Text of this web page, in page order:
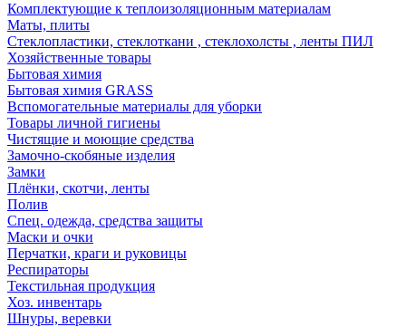
Комплектующие к теплоизоляционным материалам
Маты, плиты
Стеклопластики, стеклоткани , стеклохолсты , ленты ПИЛ
Хозяйственные товары
Бытовая химия
Бытовая химия GRASS
Вспомогательные материалы для уборки
Товары личной гигиены
Чистящие и моющие средства
Замочно-скобяные изделия
Замки
Плёнки, скотчи, ленты
Полив
Спец. одежда, средства защиты
Маски и очки
Перчатки, краги и руковицы
Респираторы
Текстильная продукция
Хоз. инвентарь
Шнуры, веревки